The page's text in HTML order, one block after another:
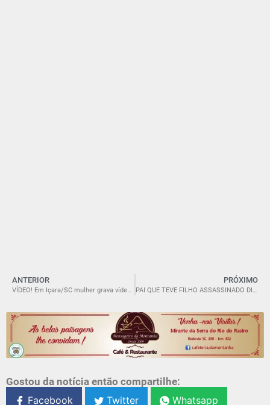
ANTERIOR
VÍDEO! Em Içara/SC mulher grava vídeo denunciando agressão pelo ex-marido e sua atual companheira
PRÓXIMO
PAI QUE TEVE FILHO ASSASSINADO DIZ: “FOI UM ALÍVIO”; FILHO ERA DEPENDENTE QUÍMICO
Gostou da notícia então compartilhe:
Facebook
Twitter Whatsapp